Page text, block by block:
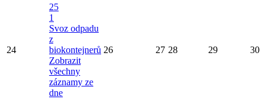
24
25
1
Svoz odpadu
z
biokontejnerů
Zobrazit
všechny
záznamy ze
dne
26 27 28 29 30